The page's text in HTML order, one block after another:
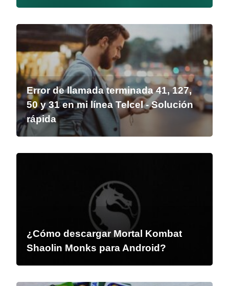
Error de llamada terminada 41, 127,
50 y 31 en mi línea Telcel - Solución
rápida
¿Cómo descargar Mortal Kombat
Shaolin Monks para Android?